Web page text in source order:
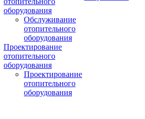
оборудования
Обслуживание
отопительного
оборудования
Проектирование
отопительного
оборудования
Проектирование
отопительного
оборудования